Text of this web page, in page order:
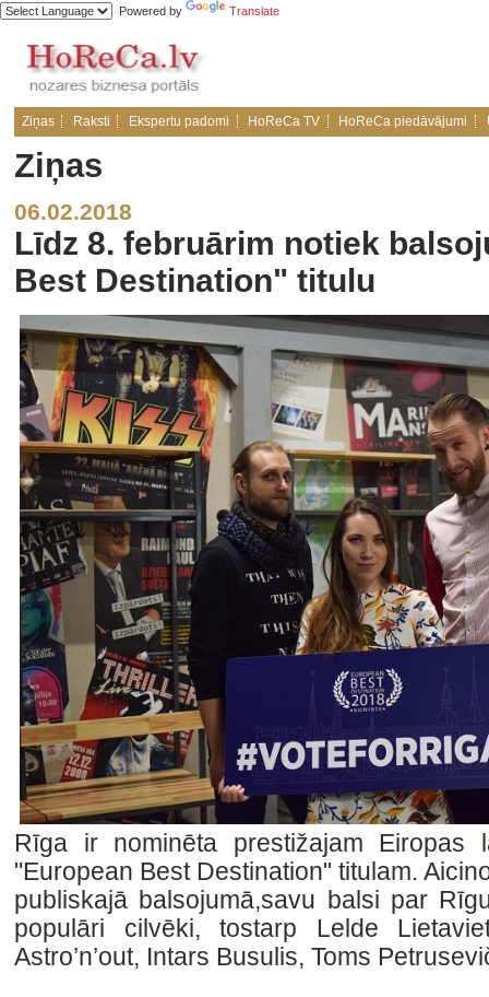
Powered by Translate
Ziņas Raksti Ekspertu padomi HoReCa TV HoReCa piedāvājumi
Ziņas
06.02.2018
Līdz 8. februārim notiek
Best Destination" titulu
Rīga ir nominēta prestižajam Eiropas
"European Best Destination" titulam.
publiskajā balsojumā,savu balsi par
populāri cilvēki, tostarp Lelde
Astro’n’out, Intars Busulis, Toms